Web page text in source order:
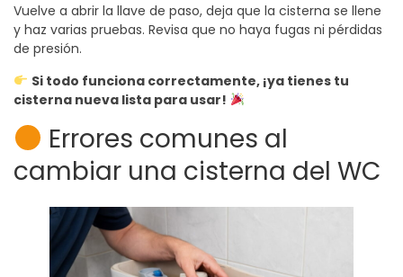
Vuelve a abrir la llave de paso, deja que la cisterna se llene
y haz varias pruebas. Revisa que no haya fugas ni pérdidas
de presión.
Si todo funciona correctamente, ¡ya tienes tu
cisterna nueva lista para usar!
Errores comunes al
cambiar una cisterna del WC